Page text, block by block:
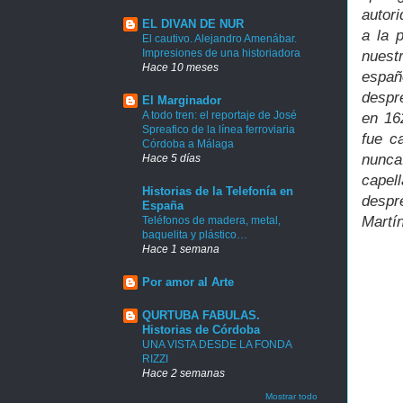
a la
en
fue
EL DIVAN DE NUR
El cautivo. Alejandro Amenábar.
Impresiones de una historiadora
Hace 10 meses
El Marginador
A todo tren: el reportaje de José
Spreafico de la línea ferroviaria
Córdoba a Málaga
Hace 5 días
Historias de la Telefonía en
España
Teléfonos de madera, metal,
baquelita y plástico…
Hace 1 semana
Por amor al Arte
QURTUBA FABULAS.
Historias de Córdoba
UNA VISTA DESDE LA FONDA
RIZZI
Hace 2 semanas
Mostrar todo